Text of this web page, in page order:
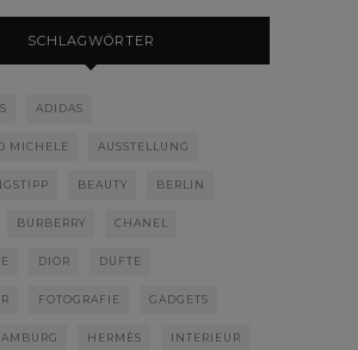
SCHLAGWÖRTER
ADIDAS
MICHELE AUSSTELLUNG
BEAUTY BERLIN
BURBERRY CHANEL
DIOR DÜFTE
FOTOGRAFIE GADGETS
HERMÈS INTERIEUR